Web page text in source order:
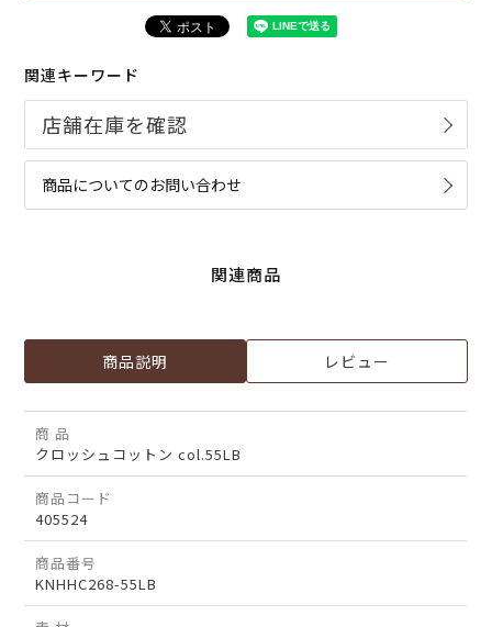
関連キーワード
商品についてのお問い合わせ
関連商品
商品説明 レビュー
商 品
クロッシュコットン col.55LB
商品コード
405524
商品番号
KNHHC268-55LB